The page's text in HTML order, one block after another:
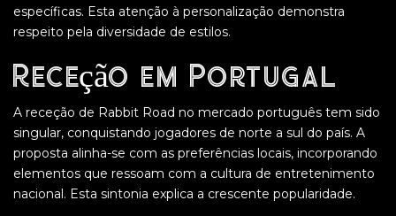
específicas. Esta atenção à personalização demonstra
respeito pela diversidade de estilos.
Receção em Portugal
A receção de Rabbit Road no mercado português tem sido
singular, conquistando jogadores de norte a sul do país. A
proposta alinha-se com as preferências locais, incorporando
elementos que ressoam com a cultura de entretenimento
nacional. Esta sintonia explica a crescente popularidade.